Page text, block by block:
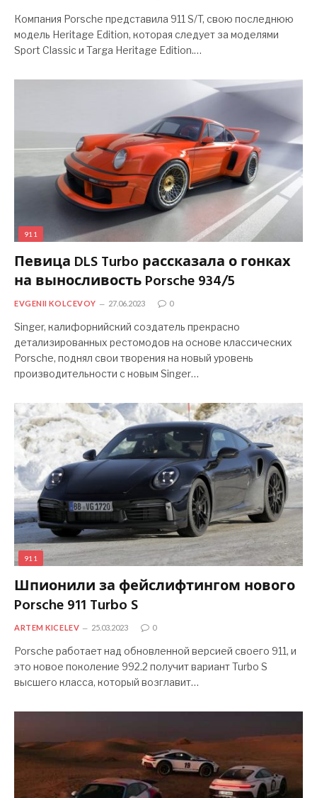
Компания Porsche представила 911 S/T, свою последнюю
модель Heritage Edition, которая следует за моделями
Sport Classic и Targa Heritage Edition.…
911
Певица DLS Turbo рассказала о гонках
на выносливость Porsche 934/5
EVGENII KOLCEVOY 27.06.2023 0
Singer, калифорнийский создатель прекрасно
детализированных рестомодов на основе классических
Porsche, поднял свои творения на новый уровень
производительности с новым Singer…
911
Шпионили за фейслифтингом нового
Porsche 911 Turbo S
ARTEM KICELEV 25.03.2023 0
Porsche работает над обновленной версией своего 911, и
это новое поколение 992.2 получит вариант Turbo S
высшего класса, который возглавит…